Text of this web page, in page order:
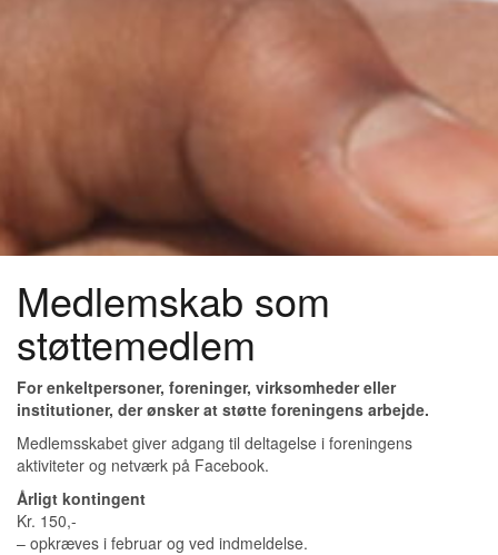
Medlemskab som
støttemedlem
For enkeltpersoner, foreninger, virksomheder eller
institutioner, der ønsker at støtte foreningens arbejde.
Medlemsskabet giver adgang til deltagelse i foreningens
aktiviteter og netværk på Facebook.
Årligt kontingent
Kr. 150,-
– opkræves i februar og ved indmeldelse.